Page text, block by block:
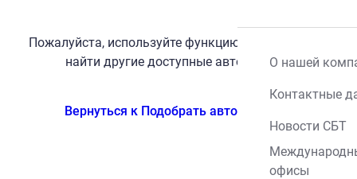
О нашей
Контактные
Новости СБТ
офисы
Пожалуйста, используйте функцию поиска, чтобы
найти другие доступные автомобили.
Вернуться к Подобрать автомобиль